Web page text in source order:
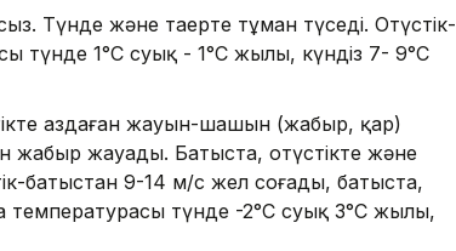
және таңертең тұман түседі. Оңтүстік-
түнде 1°C суық - 1°C жылы, күндіз 7- 9°C
аздаған жауын-шашын (жаңбыр, қар)
жаңбыр жауады. Батыста, оңтүстікте және
батыстан 9-14 м/с жел соғады, батыста,
температурасы түнде -2°С суық 3°C жылы,